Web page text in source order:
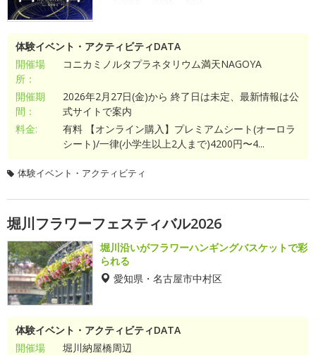
体験イベント・アクティビティDATA
開催場
所：
コニカミノルタプラネタリウム満天NAGOYA
開催期
間：
2026年2月27日(金)から 終了日は未定、最新情報は公
式サイトで案内
料金:
有料 【オンライン購入】プレミアムシート(オーロラ
シート)/一律(小学生以上2人まで)4200円〜4...
体験イベント・アクティビティ
堀川フラワーフェスティバル2026
堀川沿いがフラワーハンギングバスケットで彩
られる
愛知県・名古屋市中村区
体験イベント・アクティビティDATA
開催場
堀川納屋橋周辺